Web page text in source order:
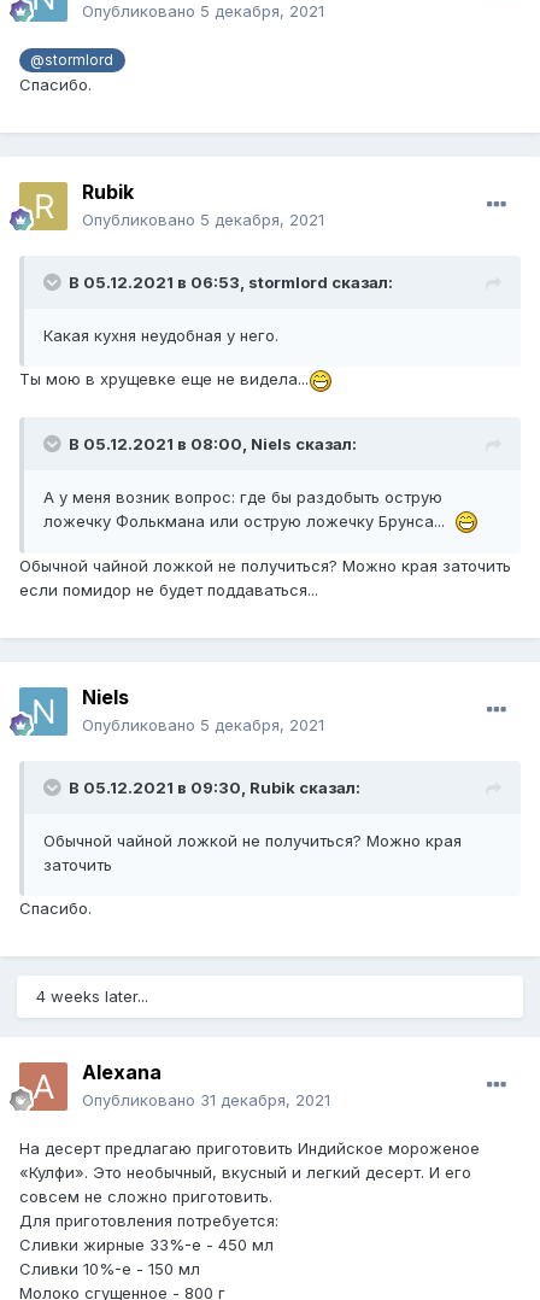
Опубликовано 5 декабря, 2021
@stormlord
Спасибо.
Rubik
Опубликовано 5 декабря, 2021
В 05.12.2021 в 06:53, stormlord сказал:
Какая кухня неудобная у него.
Ты мою в хрущевке еще не видела...
В 05.12.2021 в 08:00, Niels сказал:
А у меня возник вопрос: где бы раздобыть острую
ложечку Фолькмана или острую ложечку Брунса...
Обычной чайной ложкой не получиться? Можно края заточить
если помидор не будет поддаваться...
Niels
Опубликовано 5 декабря, 2021
В 05.12.2021 в 09:30, Rubik сказал:
Обычной чайной ложкой не получиться? Можно края
заточить
Спасибо.
4 weeks later...
Alexana
Опубликовано 31 декабря, 2021
На десерт предлагаю приготовить Индийское мороженое
«Кулфи». Это необычный, вкусный и легкий десерт. И его
совсем не сложно приготовить.
Для приготовления потребуется:
Сливки жирные 33%-е - 450 мл
Сливки 10%-е - 150 мл
Молоко сгущенное - 800 г